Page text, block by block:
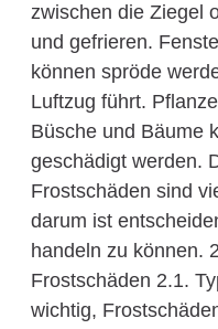
zwischen die Ziegel
und gefrieren.
können spröde
Luftzug führt.
Büsche und Bäume
geschädigt werden.
Frostschäden sind
darum ist
handeln zu können.
Frostschäden 2.1.
wichtig,